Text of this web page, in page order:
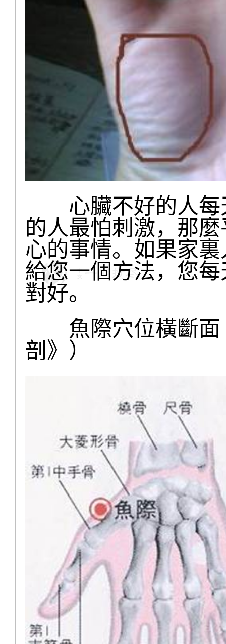
心臟不好的人每
的人最怕刺激，那
心的事情。如果家
給您一個方法，您
對好。
魚際穴位橫斷面
剖》）